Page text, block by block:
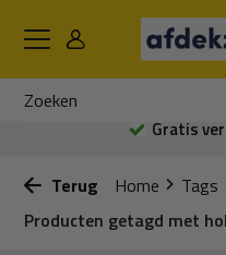
Gratis
Terug Home Tags
Producten getagd met